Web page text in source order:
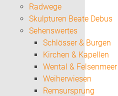
Radwege
Skulpturen Beate Debus
Sehenswertes
Schlösser & Burgen
Kirchen & Kapellen
Wental & Felsenmeer
Weiherwiesen
Remsursprung